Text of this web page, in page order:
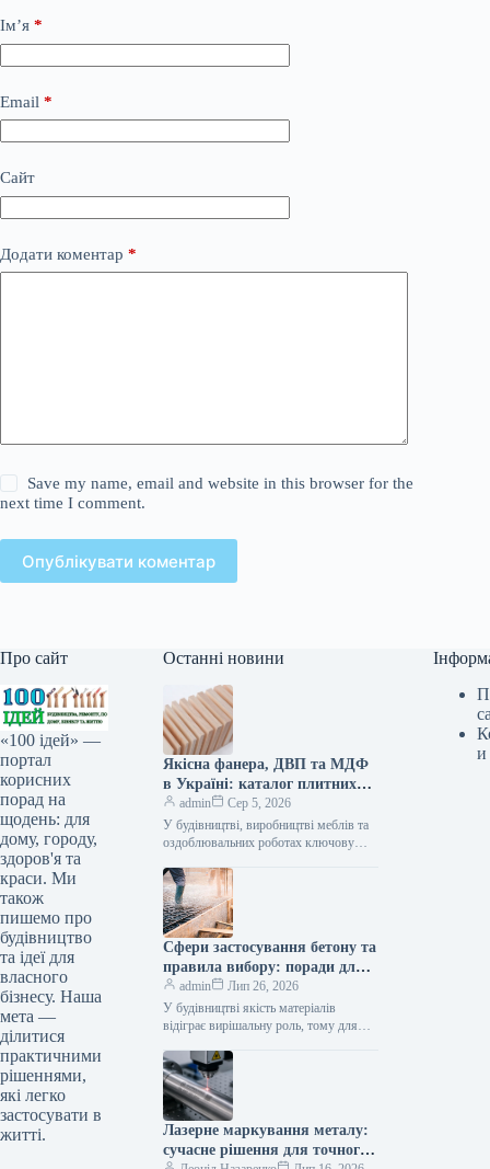
Ім’я *
Email *
Сайт
Додати коментар *
Save my name, email and website in this browser for the
next time I comment.
Опублікувати коментар
Про сайт
«100 ідей» —
портал
корисних
порад на
щодень: для
дому, городу,
здоров'я та
краси. Ми
також
пишемо про
будівництво
та ідеї для
власного
бізнесу. Наша
мета —
ділитися
практичними
рішеннями,
які легко
застосувати в
житті.
Останні новини
Якісна фанера, ДВП та МДФ
в Україні: каталог плитних
матеріалів від «ВІН-ВУД»
admin
Сер 5, 2026
У будівництві, виробництві меблів та
оздоблювальних роботах ключову
сировини. Компанія «ВІН-ВУД» уже
тривалий час займається…
Сфери застосування бетону та
правила вибору: поради для
приватного й промислового
будівництва
admin
Лип 26, 2026
У будівництві якість матеріалів
відіграє вирішальну роль, тому для
обирати перевірених виробників, таких
як компанія Промбудцентр,…
Лазерне маркування металу:
сучасне рішення для точного
и